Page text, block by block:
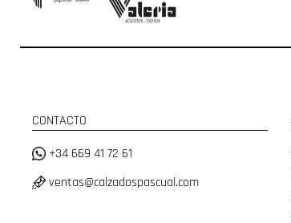
CONTACTO
+34 669 41 72 61
ventas@calzadospascual.com